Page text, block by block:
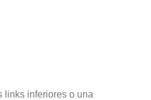
links inferiores o una